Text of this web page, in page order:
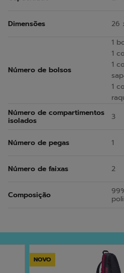
Dimensões 26
Número de bolsos
1
1
1
1
Número de compartimentos
isolados 3
Número de pegas 1
Número de faixas 2
Composição
NOVO